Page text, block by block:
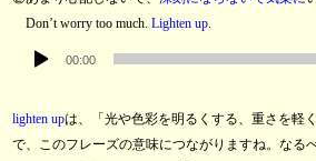
レ
Don’t worry too much.Lighten up.
レ
ー
00:00
lighten upは、「光や色彩を明るくする、重さを軽
で、このフレーズの意味につながりますね。なる